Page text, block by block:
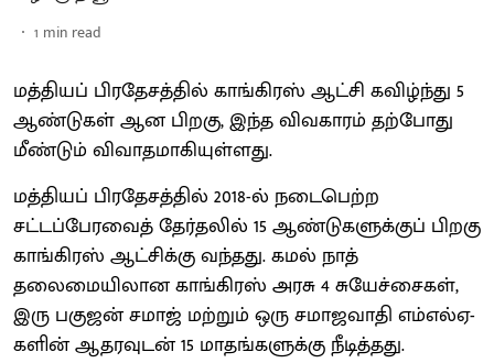
1 min read
மத்தியப் பிரதேசத்தில் காங்கிரஸ் ஆட்சி கவிழ்ந்து 5
ஆண்டுகள் ஆன பிறகு, இந்த விவகாரம் தற்போது
மீண்டும் விவாதமாகியுள்ளது.
மத்தியப் பிரதேசத்தில் 2018-ல் நடைபெற்ற
சட்டப்பேரவைத் தேர்தலில் 15 ஆண்டுகளுக்குப் பிறகு
காங்கிரஸ் ஆட்சிக்கு வந்தது. கமல் நாத்
தலைமையிலான காங்கிரஸ் அரசு 4 சுயேச்சைகள்,
இரு பகுஜன் சமாஜ் மற்றும் ஒரு சமாஜவாதி எம்எல்ஏ-
களின் ஆதரவுடன் 15 மாதங்களுக்கு நீடித்தது.